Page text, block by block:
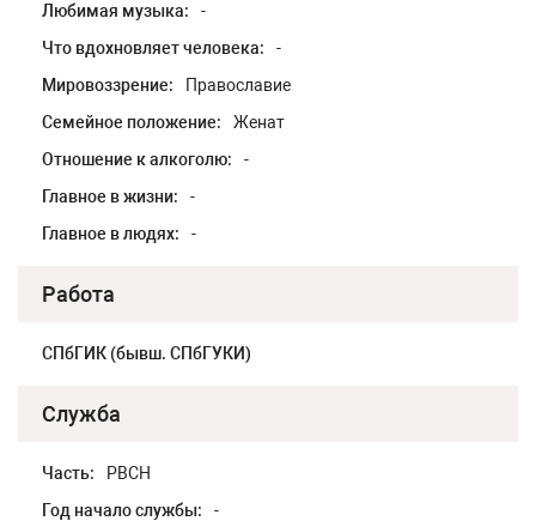
Любимая музыка:
-
Что вдохновляет человека:
-
Мировоззрение:
Православие
Семейное положение:
Женат
Отношение к алкоголю:
-
Главное в жизни:
-
Главное в людях:
-
Работа
СПбГИК (бывш. СПбГУКИ)
Служба
Часть:
РВСН
Год начало службы:
-